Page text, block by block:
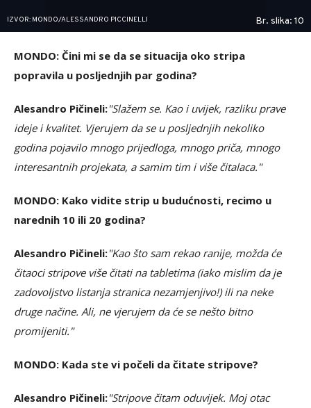
IZVOR: MONDO/ALESSANDRO PICCINELLI Br. slika: 10
MONDO: Čini mi se da se situacija oko stripa
popravila u posljednjih par godina?
Alesandro Pičineli:"Slažem se. Kao i uvijek, razliku prave
ideje i kvalitet. Vjerujem da se u posljednjih nekoliko
godina pojavilo mnogo prijedloga, mnogo priča, mnogo
interesantnih projekata, a samim tim i više čitalaca."
MONDO: Kako vidite strip u budućnosti, recimo u
narednih 10 ili 20 godina?
Alesandro Pičineli:"Kao što sam rekao ranije, možda će
čitaoci stripove više čitati na tabletima (iako mislim da je
zadovoljstvo listanja stranica nezamjenjivo!) ili na neke
druge načine. Ali, ne vjerujem da će se nešto bitno
promijeniti."
MONDO: Kada ste vi počeli da čitate stripove?
Alesandro Pičineli:"Stripove čitam oduvijek. Moj otac